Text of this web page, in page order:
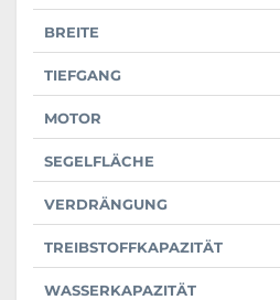
BREITE
TIEFGANG
MOTOR
SEGELFLÄCHE
VERDRÄNGUNG
TREIBSTOFFKAPAZITÄT
WASSERKAPAZITÄT